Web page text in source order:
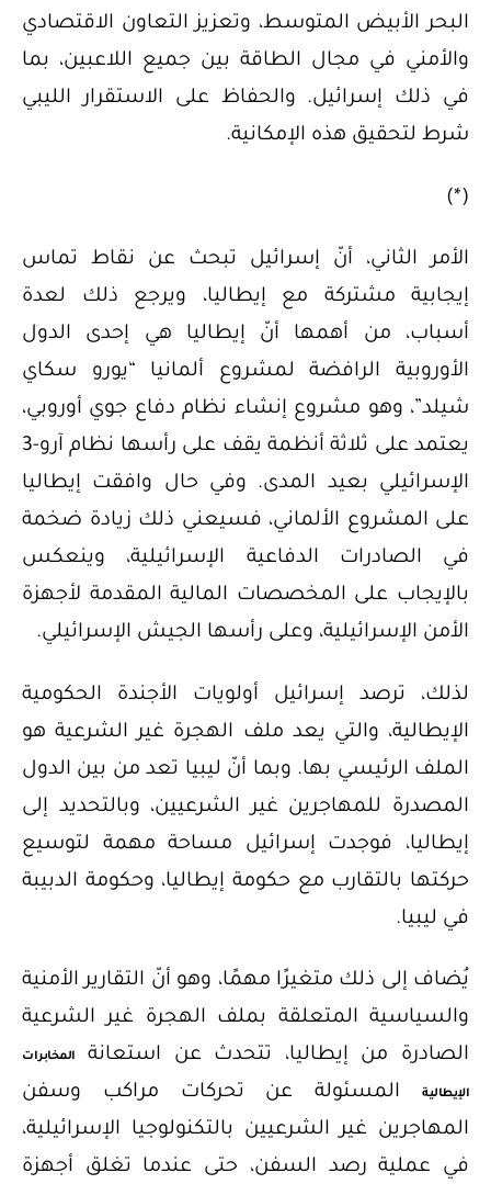
البحر الأبيض المتوسط، وتعزيز التعاون الاقتصادي
والأمني ​​في مجال الطاقة بين جميع اللاعبين، بما
في ذلك إسرائيل. والحفاظ على الاستقرار الليبي
شرط لتحقيق هذه الإمكانية.
(*)
الأمر الثاني، أنّ إسرائيل تبحث عن نقاط تماس
إيجابية مشتركة مع إيطاليا، ويرجع ذلك لعدة
أسباب، من أهمها أنّ إيطاليا هي إحدى الدول
الأوروبية الرافضة لمشروع ألمانيا “يورو سكاي
شيلد”، وهو مشروع إنشاء نظام دفاع جوي أوروبي،
يعتمد على ثلاثة أنظمة يقف على رأسها نظام آرو-3
الإسرائيلي بعيد المدى. وفي حال وافقت إيطاليا
على المشروع الألماني، فسيعني ذلك زيادة ضخمة
في الصادرات الدفاعية الإسرائيلية، وينعكس
بالإيجاب على المخصصات المالية المقدمة لأجهزة
الأمن الإسرائيلية، وعلى رأسها الجيش الإسرائيلي.
لذلك، ترصد إسرائيل أولويات الأجندة الحكومية
الإيطالية، والتي يعد ملف الهجرة غير الشرعية هو
الملف الرئيسي بها. وبما أنّ ليبيا تعد من بين الدول
المصدرة للمهاجرين غير الشرعيين، وبالتحديد إلى
إيطاليا، فوجدت إسرائيل مساحة مهمة لتوسيع
حركتها بالتقارب مع حكومة إيطاليا، وحكومة الدبيبة
في ليبيا.
يُضاف إلى ذلك متغيرًا مهمًا، وهو أنّ التقارير الأمنية
والسياسية المتعلقة بملف الهجرة غير الشرعية
الصادرة من إيطاليا، تتحدث عن استعانة
المخابرات
الإيطاليةالمسئولة عن تحركات مراكب وسفن
المهاجرين غير الشرعيين بالتكنولوجيا الإسرائيلية،
في عملية رصد السفن، حتى عندما تغلق أجهزة